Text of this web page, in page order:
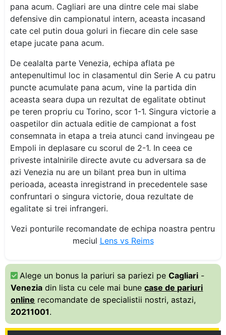
pana acum. Cagliari are una dintre cele mai slabe
defensive din campionatul intern, aceasta incasand
cate cel putin doua goluri in fiecare din cele sase
etape jucate pana acum.
De cealalta parte Venezia, echipa aflata pe
antepenultimul loc in clasamentul din Serie A cu patru
puncte acumulate pana acum, vine la partida din
aceasta seara dupa un rezultat de egalitate obtinut
pe teren propriu cu Torino, scor 1-1. Singura victorie a
oaspetilor din actuala editie de campionat a fost
consemnata in etapa a treia atunci cand invingeau pe
Empoli in deplasare cu scorul de 2-1. In ceea ce
priveste intalnirile directe avute cu adversara sa de
azi Venezia nu are un bilant prea bun in ultima
perioada, aceasta inregistrand in precedentele sase
confruntari o singura victorie, doua rezultate de
egalitate si trei infrangeri.
Vezi ponturile recomandate de echipa noastra pentru
meciul Lens vs Reims
Alege un bonus la pariuri sa pariezi peCagliari -
Venezia din lista cu cele mai bunecase de pariuri
online recomandate de specialistii nostri, astazi,
20211001.